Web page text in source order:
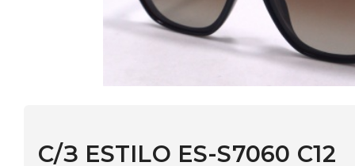
В наличиив 9 салонах Иркутска и Шелехова |